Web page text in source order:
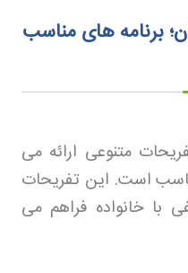
برنامه های مناسب
متنوعی ارائه می
است. این تفریحات
با خانواده فراهم می